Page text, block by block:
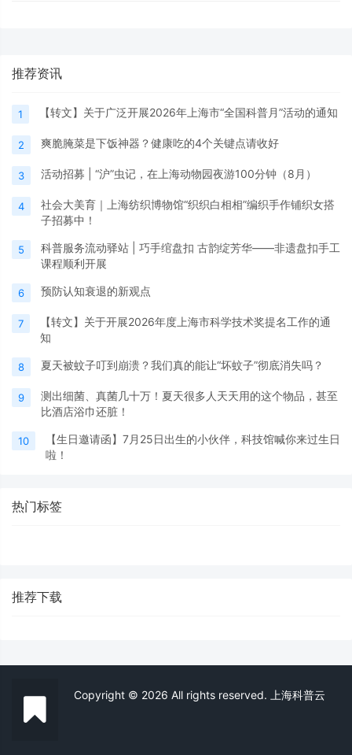
推荐资讯
1 【转文】关于广泛开展2026年上海市“全国科普月”活动的通知
2 爽脆腌菜是下饭神器？健康吃的4个关键点请收好
3 活动招募 | “沪”虫记，在上海动物园夜游100分钟（8月）
4
社会大美育｜上海纺织博物馆“织织白相相”编织手作铺织女搭
子招募中！
5
科普服务流动驿站 | 巧手绾盘扣 古韵绽芳华——非遗盘扣手工
课程顺利开展
6 预防认知衰退的新观点
7
【转文】关于开展2026年度上海市科学技术奖提名工作的通
知
8 夏天被蚊子叮到崩溃？我们真的能让“坏蚊子”彻底消失吗？
9
测出细菌、真菌几十万！夏天很多人天天用的这个物品，甚至
比酒店浴巾还脏！
10
【生日邀请函】7月25日出生的小伙伴，科技馆喊你来过生日
啦！
热门标签
推荐下载
Copyright © 2026 All rights reserved. 上海科普云